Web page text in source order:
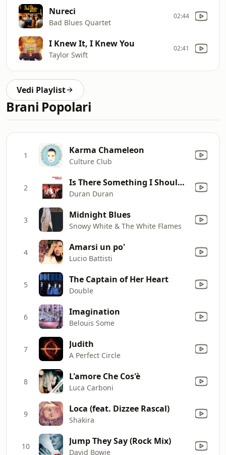
Nureci
Bad Blues Quartet
02:44
I Knew It, I Knew You
Taylor Swift
02:41
Vedi Playlist
Brani Popolari
1 Karma Chameleon
Culture Club
2 Is There Something I Should Know?
Duran Duran
3 Midnight Blues
Snowy White & The White Flames
4 Amarsi un po'
Lucio Battisti
5 The Captain of Her Heart
Double
6 Imagination
Belouis Some
7 Judith
A Perfect Circle
8 L'amore Che Cos'è
Luca Carboni
9 Loca (feat. Dizzee Rascal)
Shakira
10 Jump They Say (Rock Mix)
David Bowie